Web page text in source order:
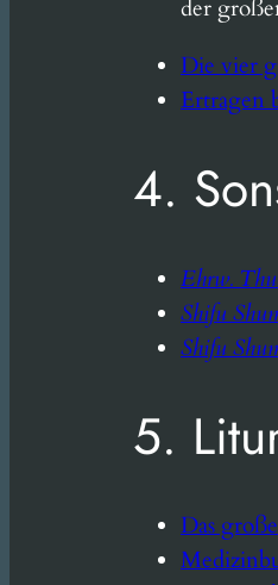
der
Die vier
Ertragen
4.
Ehrw.
Shifu
Shifu
5.
Das